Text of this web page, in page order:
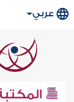
عربي